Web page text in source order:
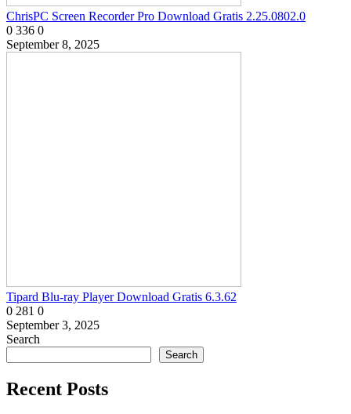
ChrisPC Screen Recorder Pro Download Gratis 2.25.0802.0
0 336 0
September 8, 2025
Tipard Blu-ray Player Download Gratis 6.3.62
0 281 0
September 3, 2025
Search
Search
Recent Posts